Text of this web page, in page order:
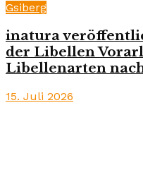
Gsiberg
inatura
der Libellen
Libellenarten
15. Juli 2026